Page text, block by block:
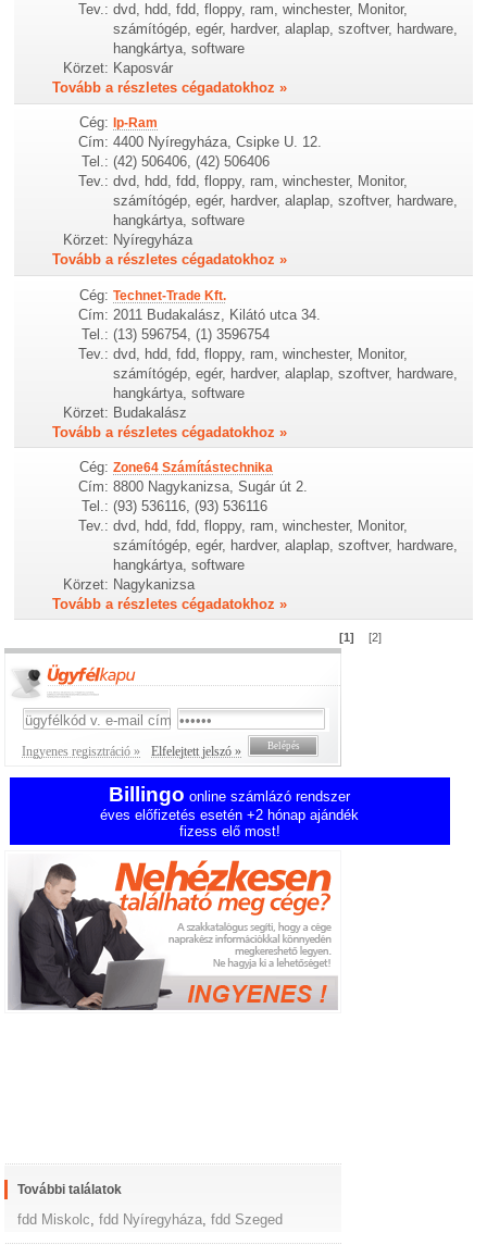
Tev.: dvd, hdd, fdd, floppy, ram, winchester, Monitor,
számítógép, egér, hardver, alaplap, szoftver, hardware,
hangkártya, software
Körzet: Kaposvár
Tovább a részletes cégadatokhoz »
Cég: Ip-Ram
Cím: 4400 Nyíregyháza, Csipke U. 12.
Tel.: (42) 506406, (42) 506406
Tev.: dvd, hdd, fdd, floppy, ram, winchester, Monitor,
számítógép, egér, hardver, alaplap, szoftver, hardware,
hangkártya, software
Körzet: Nyíregyháza
Tovább a részletes cégadatokhoz »
Cég: Technet-Trade Kft.
Cím: 2011 Budakalász, Kilátó utca 34.
Tel.: (13) 596754, (1) 3596754
Tev.: dvd, hdd, fdd, floppy, ram, winchester, Monitor,
számítógép, egér, hardver, alaplap, szoftver, hardware,
hangkártya, software
Körzet: Budakalász
Tovább a részletes cégadatokhoz »
Cég: Zone64 Számítástechnika
Cím: 8800 Nagykanizsa, Sugár út 2.
Tel.: (93) 536116, (93) 536116
Tev.: dvd, hdd, fdd, floppy, ram, winchester, Monitor,
számítógép, egér, hardver, alaplap, szoftver, hardware,
hangkártya, software
Körzet: Nagykanizsa
Tovább a részletes cégadatokhoz »
[1] [2]
Ingyenes regisztráció » Elfelejtett jelszó »
Billingo online számlázó rendszer
éves előfizetés esetén +2 hónap ajándék
fizess elő most!
További találatok
fdd Miskolc,fdd Nyíregyháza,fdd Szeged